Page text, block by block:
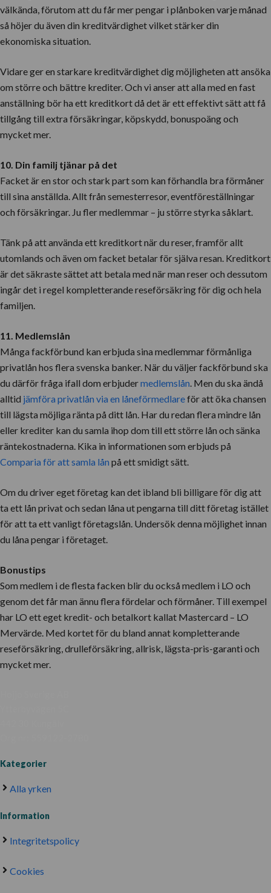
välkända, förutom att du får mer pengar i plånboken varje månad
så höjer du även din kreditvärdighet vilket stärker din
ekonomiska situation.
Vidare ger en starkare kreditvärdighet dig möjligheten att ansöka
om större och bättre krediter. Och vi anser att alla med en fast
anställning bör ha ett kreditkort då det är ett effektivt sätt att få
tillgång till extra försäkringar, köpskydd, bonuspoäng och
mycket mer.
10. Din familj tjänar på det
Facket är en stor och stark part som kan förhandla bra förmåner
till sina anställda. Allt från semesterresor, eventföreställningar
och försäkringar. Ju fler medlemmar – ju större styrka såklart.
Tänk på att använda ett kreditkort när du reser, framför allt
utomlands och även om facket betalar för själva resan. Kreditkort
är det säkraste sättet att betala med när man reser och dessutom
ingår det i regel kompletterande reseförsäkring för dig och hela
familjen.
11. Medlemslån
Många fackförbund kan erbjuda sina medlemmar förmånliga
privatlån hos flera svenska banker. När du väljer fackförbund ska
du därför fråga ifall dom erbjudermedlemslån. Men du ska ändå
alltid jämföra privatlån via en låneförmedlareför att öka chansen
till lägsta möjliga ränta på ditt lån. Har du redan flera mindre lån
eller krediter kan du samla ihop dom till ett större lån och sänka
räntekostnaderna. Kika in informationen som erbjuds på
Comparia för att samla lån på ett smidigt sätt.
Om du driver eget företag kan det ibland bli billigare för dig att
ta ett lån privat och sedan låna ut pengarna till ditt företag istället
för att ta ett vanligt företagslån. Undersök denna möjlighet innan
du låna pengar i företaget.
Bonustips
Som medlem i de flesta facken blir du också medlem i LO och
genom det får man ännu flera fördelar och förmåner. Till exempel
har LO ett eget kredit- och betalkort kallat Mastercard – LO
Mervärde. Med kortet för du bland annat kompletterande
reseförsäkring, drulleförsäkring, allrisk, lägsta-pris-garanti och
mycket mer.
Kategorier
Alla yrken
Information
Integritetspolicy
Cookies